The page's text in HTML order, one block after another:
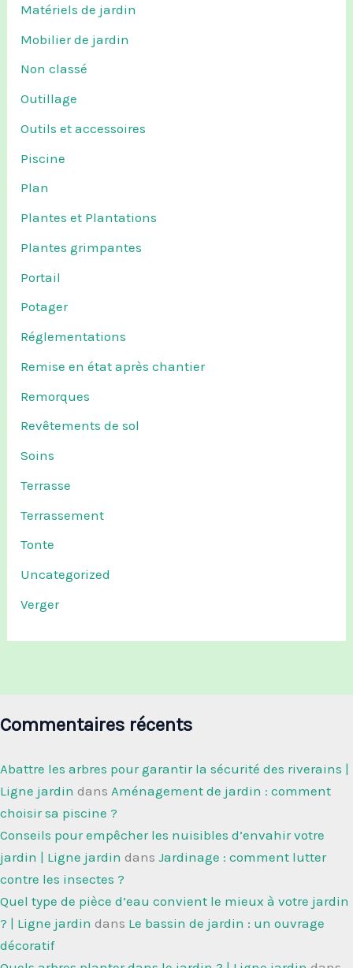
Matériels de jardin
Mobilier de jardin
Non classé
Outillage
Outils et accessoires
Piscine
Plan
Plantes et Plantations
Plantes grimpantes
Portail
Potager
Réglementations
Remise en état après chantier
Remorques
Revêtements de sol
Soins
Terrasse
Terrassement
Tonte
Uncategorized
Verger
Commentaires récents
Abattre les arbres pour garantir la sécurité des riverains |
Ligne jardin dans Aménagement de jardin : comment
choisir sa piscine ?
Conseils pour empêcher les nuisibles d’envahir votre
jardin | Ligne jardin dans Jardinage : comment lutter
contre les insectes ?
Quel type de pièce d’eau convient le mieux à votre jardin
? | Ligne jardin dans Le bassin de jardin : un ouvrage
décoratif